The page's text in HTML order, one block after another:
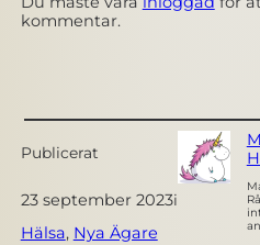
kommentar.
Publicerat
23 september 2023i
Hälsa, Nya Ägare